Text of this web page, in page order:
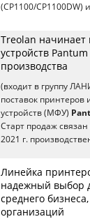
(CP1100/CP1100DW)
Treolan начинает
устройств
производства
(входит в группу
поставок
устройств (МФУ)
Старт продаж
2021 г.
Линейка
надежный выбор
среднего
организаций